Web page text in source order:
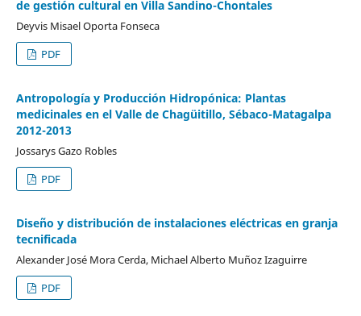
de gestión cultural en Villa Sandino-Chontales
Deyvis Misael Oporta Fonseca
PDF
Antropología y Producción Hidropónica: Plantas
medicinales en el Valle de Chagüitillo, Sébaco-Matagalpa
2012-2013
Jossarys Gazo Robles
PDF
Diseño y distribución de instalaciones eléctricas en granja
tecnificada
Alexander José Mora Cerda, Michael Alberto Muñoz Izaguirre
PDF